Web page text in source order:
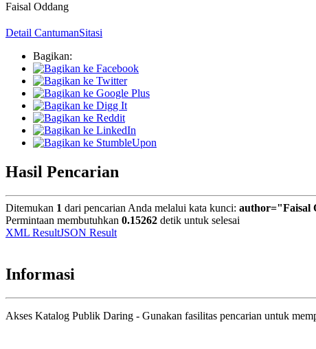
Faisal Oddang
Detail CantumanSitasi
Bagikan:
Hasil Pencarian
Ditemukan 1 dari pencarian Anda melalui kata kunci: author="Faisal
Permintaan membutuhkan 0.15262 detik untuk selesai
XML ResultJSON Result
Informasi
Akses Katalog Publik Daring - Gunakan fasilitas pencarian untuk